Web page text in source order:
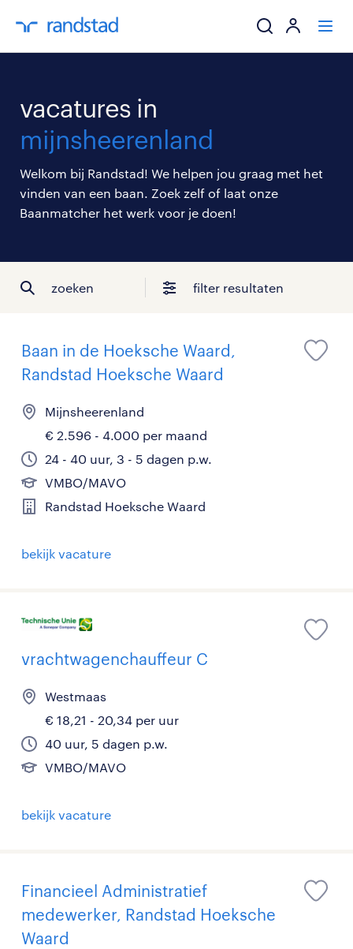
werkgevers
mijn carrière
over randstad
vacatures in
mijnsheerenland
Welkom bij Randstad! We helpen jou graag met het
vinden van een baan. Zoek zelf of laat onze
Baanmatcher het werk voor je doen!
zoeken filter resultaten
Baan in de Hoeksche Waard,
Randstad Hoeksche Waard
Mijnsheerenland
€ 2.596 - 4.000 per maand
24 - 40 uur, 3 - 5 dagen p.w.
VMBO/MAVO
Randstad Hoeksche Waard
bekijk vacature
vrachtwagenchauffeur C
Westmaas
€ 18,21 - 20,34 per uur
40 uur, 5 dagen p.w.
VMBO/MAVO
bekijk vacature
Financieel Administratief
medewerker, Randstad Hoeksche
Waard